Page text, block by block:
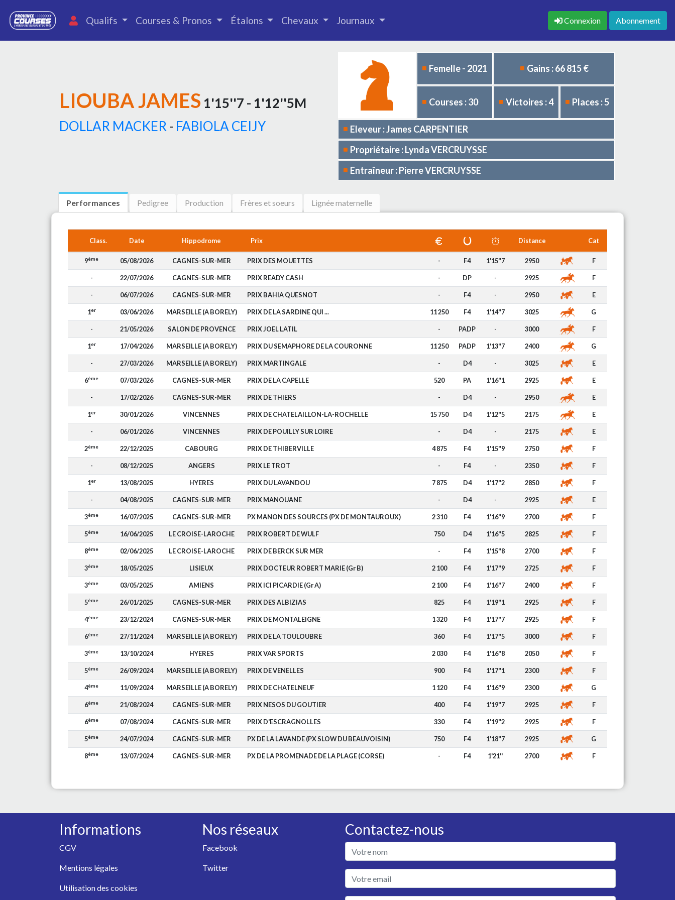
Qualifs Courses & Pronos Étalons Chevaux Journaux Connexion Abonnement
LIOUBA JAMES 1'15''7 - 1'12''5M
DOLLAR MACKER - FABIOLA CEIJY
Femelle - 2021 Gains : 66 815 €
Courses : 30 Victoires : 4 Places : 5
Eleveur : James CARPENTIER
Propriétaire : Lynda VERCRUYSSE
Entraîneur : Pierre VERCRUYSSE
Performances Pedigree Production Frères et soeurs Lignée maternelle
Class. Date Hippodrome Prix Distance Cat
9ème 05/08/2026 CAGNES-SUR-MER PRIX DES MOUETTES - F4 1'15''7 2950 F
- 22/07/2026 CAGNES-SUR-MER PRIX READY CASH - DP - 2925 F
- 06/07/2026 CAGNES-SUR-MER PRIX BAHIA QUESNOT - F4 - 2950 E
1er 03/06/2026 MARSEILLE (A BORELY) PRIX DE LA SARDINE QUI ... 11 250 F4 1'14''7 3025 G
- 21/05/2026 SALON DE PROVENCE PRIX JOEL LATIL - PADP - 3000 F
1er 17/04/2026 MARSEILLE (A BORELY) PRIX DU SEMAPHORE DE LA COURONNE 11 250 PADP 1'13''7 2400 G
- 27/03/2026 MARSEILLE (A BORELY) PRIX MARTINGALE - D4 - 3025 E
6ème 07/03/2026 CAGNES-SUR-MER PRIX DE LA CAPELLE 520 PA 1'16''1 2925 E
- 17/02/2026 CAGNES-SUR-MER PRIX DE THIERS - D4 - 2950 E
1er 30/01/2026 VINCENNES PRIX DE CHATELAILLON-LA-ROCHELLE 15 750 D4 1'12''5 2175 E
- 06/01/2026 VINCENNES PRIX DE POUILLY SUR LOIRE - D4 - 2175 E
2ème 22/12/2025 CABOURG PRIX DE THIBERVILLE 4 875 F4 1'15''9 2750 F
- 08/12/2025 ANGERS PRIX LE TROT - F4 - 2350 F
1er 13/08/2025 HYERES PRIX DU LAVANDOU 7 875 D4 1'17''2 2850 F
- 04/08/2025 CAGNES-SUR-MER PRIX MANOUANE - D4 - 2925 E
3ème 16/07/2025 CAGNES-SUR-MER PX MANON DES SOURCES (PX DE MONTAUROUX) 2 310 F4 1'16''9 2700 F
5ème 16/06/2025 LE CROISE-LAROCHE PRIX ROBERT DE WULF 750 D4 1'16''5 2825 F
8ème 02/06/2025 LE CROISE-LAROCHE PRIX DE BERCK SUR MER - F4 1'15''8 2700 F
3ème 18/05/2025 LISIEUX PRIX DOCTEUR ROBERT MARIE (Gr B) 2 100 F4 1'17''9 2725 F
3ème 03/05/2025 AMIENS PRIX ICI PICARDIE (Gr A) 2 100 F4 1'16''7 2400 F
5ème 26/01/2025 CAGNES-SUR-MER PRIX DES ALBIZIAS 825 F4 1'19''1 2925 F
4ème 23/12/2024 CAGNES-SUR-MER PRIX DE MONTALEIGNE 1 320 F4 1'17''7 2925 F
6ème 27/11/2024 MARSEILLE (A BORELY) PRIX DE LA TOULOUBRE 360 F4 1'17''5 3000 F
3ème 13/10/2024 HYERES PRIX VAR SPORTS 2 030 F4 1'16''8 2050 F
5ème 26/09/2024 MARSEILLE (A BORELY) PRIX DE VENELLES 900 F4 1'17''1 2300 F
4ème 11/09/2024 MARSEILLE (A BORELY) PRIX DE CHATELNEUF 1 120 F4 1'16''9 2300 G
6ème 21/08/2024 CAGNES-SUR-MER PRIX NESOS DU GOUTIER 400 F4 1'19''7 2925 F
6ème 07/08/2024 CAGNES-SUR-MER PRIX D'ESCRAGNOLLES 330 F4 1'19''2 2925 F
5ème 24/07/2024 CAGNES-SUR-MER PX DE LA LAVANDE (PX SLOW DU BEAUVOISIN) 750 F4 1'18''7 2925 G
8ème 13/07/2024 CAGNES-SUR-MER PX DE LA PROMENADE DE LA PLAGE (CORSE) - F4 1'21'' 2700 F
Informations
CGV
Mentions légales
Utilisation des cookies
Nos réseaux
Facebook
Twitter
Contactez-nous